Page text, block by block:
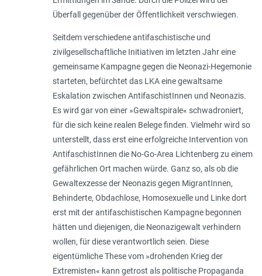
Überfall gegenüber der Öffentlichkeit verschwiegen.
Seitdem verschiedene antifaschistische und
zivilgesellschaftliche Initiativen im letzten Jahr eine
gemeinsame Kampagne gegen die Neonazi-Hegemonie
starteten, befürchtet das LKA eine gewaltsame
Eskalation zwischen AntifaschistInnen und Neonazis.
Es wird gar von einer »Gewaltspirale« schwadroniert,
für die sich keine realen Belege finden. Vielmehr wird so
unterstellt, dass erst eine erfolgreiche Intervention von
AntifaschistInnen die No-Go-Area Lichtenberg zu einem
gefährlichen Ort machen würde. Ganz so, als ob die
Gewaltexzesse der Neonazis gegen MigrantInnen,
Behinderte, Obdachlose, Homosexuelle und Linke dort
erst mit der antifaschistischen Kampagne begonnen
hätten und diejenigen, die Neonazigewalt verhindern
wollen, für diese verantwortlich seien. Diese
eigentümliche These vom »drohenden Krieg der
Extremisten« kann getrost als politische Propaganda